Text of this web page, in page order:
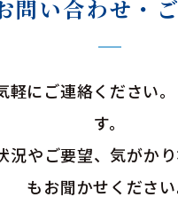
問い合わせ・
軽にご連絡ください
す。
況やご要望、気がか
もお聞かせください